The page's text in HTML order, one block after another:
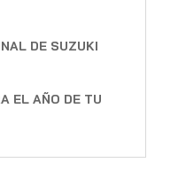
DE SUZUKI
EL AÑO DE TU